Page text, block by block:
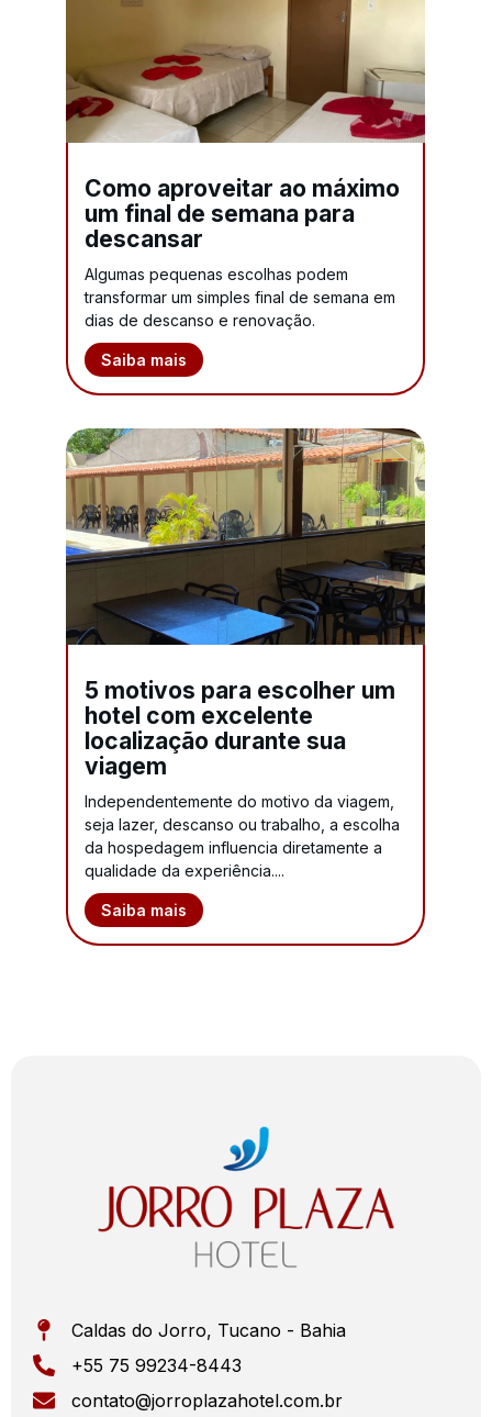
Como aproveitar ao máximo
um final de semana para
descansar
Algumas pequenas escolhas podem
transformar um simples final de semana em
dias de descanso e renovação.
Saiba mais
5 motivos para escolher um
hotel com excelente
localização durante sua
viagem
Independentemente do motivo da viagem,
seja lazer, descanso ou trabalho, a escolha
da hospedagem influencia diretamente a
qualidade da experiência....
Saiba mais
Caldas do Jorro, Tucano - Bahia
+55 75 99234-8443
contato@jorroplazahotel.com.br